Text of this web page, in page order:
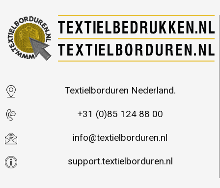
Textielborduren Nederland.
+31 (0)85 124 88 00
info@textielborduren.nl
support.textielborduren.nl